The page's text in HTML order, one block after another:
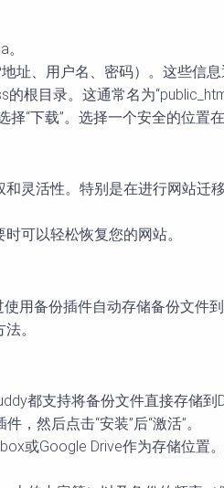
址、用户名、密码）。这些信
根目录。这通常名为
“下载”。选择一个安全的位
灵活性。特别是在进行网站
可以轻松恢复您的网站。
用备份插件自动存储备份文件
。
都支持将备份文件直接存储到
，然后点击“安装”后“激活”。
或Google Drive作为存储位